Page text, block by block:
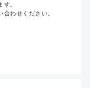
。
わせください。